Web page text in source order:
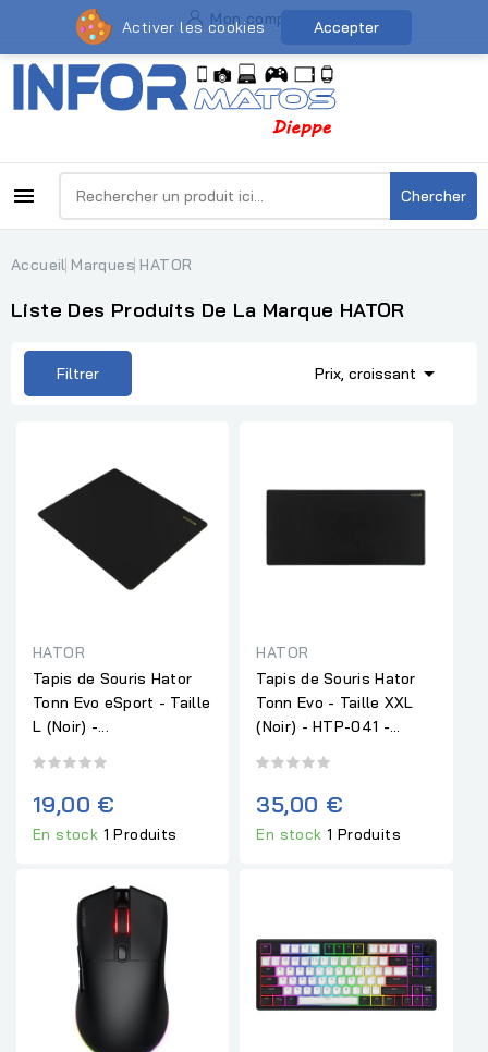
Mon compte
 Chercher
Accueil Marques HATOR
Liste Des Produits De La Marque HATOR
Filtrer Prix, croissant 
HATOR
Tapis de Souris Hator
Tonn Evo eSport - Taille
L (Noir) -...
19,00 €
En stock 1 Produits
HATOR
Tapis de Souris Hator
Tonn Evo - Taille XXL
(Noir) - HTP-041 -...
35,00 €
En stock1 Produits
Activer les cookies Accepter